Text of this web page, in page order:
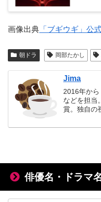
画像出典 「ブギウギ」公
朝ドラ 岡部たかし
Jima
2016年か
などを担当
賞。独自の
俳優名・ドラマ